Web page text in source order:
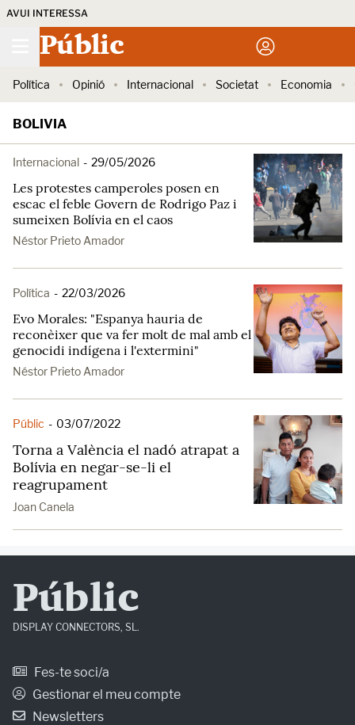
AVUI INTERESSA
Públic
Política Opinió Internacional Societat Economia
BOLIVIA
Internacional - 29/05/2026
Les protestes camperoles posen en
escac el feble Govern de Rodrigo Paz i
sumeixen Bolívia en el caos
Néstor Prieto Amador
Política - 22/03/2026
Evo Morales: "Espanya hauria de
reconèixer que va fer molt de mal amb el
genocidi indígena i l'extermini"
Néstor Prieto Amador
Públic - 03/07/2022
Torna a València el nadó atrapat a
Bolívia en negar-se-li el
reagrupament
Joan Canela
Públic
DISPLAY CONNECTORS, SL.
Fes-te soci/a
Gestionar el meu compte
Newsletters